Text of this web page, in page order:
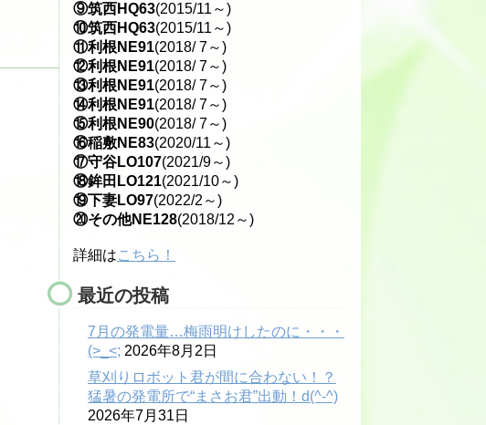
⑨筑西HQ63(2015/11～)
⑩筑西HQ63(2015/11～)
⑪利根NE91(2018/ 7～)
⑫利根NE91(2018/ 7～)
⑬利根NE91(2018/ 7～)
⑭利根NE91(2018/ 7～)
⑮利根NE90(2018/ 7～)
⑯稲敷NE83(2020/11～)
⑰守谷LO107(2021/9～)
⑱鉾田LO121(2021/10～)
⑲下妻LO97(2022/2～)
⑳その他NE128(2018/12～)
詳細はこちら！
最近の投稿
7月の発電量…梅雨明けしたのに・・・
(>_<; 2026年8月2日
草刈りロボット君が間に合わない！？
猛暑の発電所で“まさお君”出動！d(^-^)
2026年7月31日